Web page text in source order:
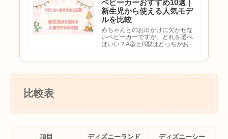
ベビーカーおすすめ10選｜
新生児から使える人気モデ
ルを比較
赤ちゃんとのお出かけに欠かせな
いベビーカーですが、どれを選べ
ばいい？A型とB型はどっちがおす
ではないでしょうか。ベビーカー
は毎日の移動や買い物、旅行な...
比較表
項目 ディズニーランド ディズニーシー